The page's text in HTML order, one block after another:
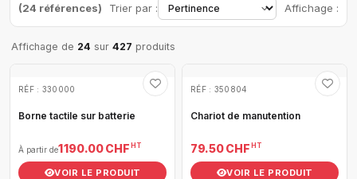
(24 références) Trier par : Affichage :
Affichage de 24 sur 427 produits
RÉF : 330000
Borne tactile sur batterie
À partir de1 190.00 CHF HT
VOIR LE PRODUIT
RÉF : 350804
Chariot de manutention
79.50 CHF HT
VOIR LE PRODUIT